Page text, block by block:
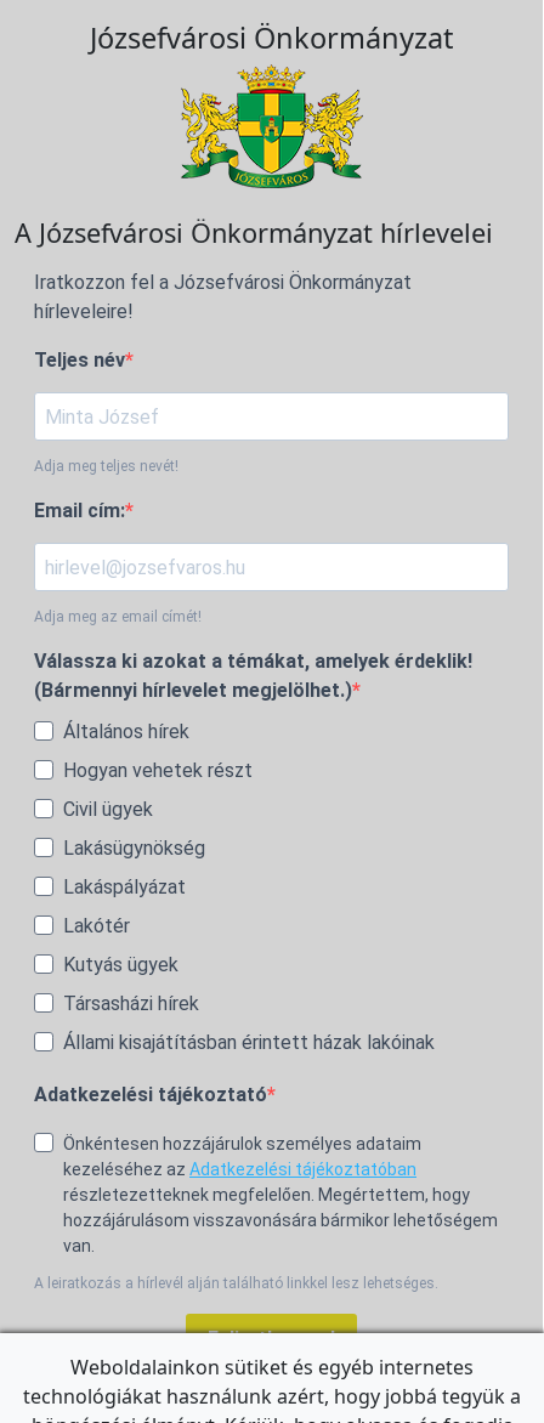
Józsefvárosi Önkormányzat
A Józsefvárosi Önkormányzat hírlevelei
Iratkozzon fel a Józsefvárosi Önkormányzat
hírleveleire!
Teljes név
Adja meg teljes nevét!
Email cím:
Adja meg az email címét!
Válassza ki azokat a témákat, amelyek érdeklik!
(Bármennyi hírlevelet megjelölhet.)
Általános hírek
Hogyan vehetek részt
Civil ügyek
Lakásügynökség
Lakáspályázat
Lakótér
Kutyás ügyek
Társasházi hírek
Állami kisajátításban érintett házak lakóinak
Adatkezelési tájékoztató
Önkéntesen hozzájárulok személyes adataim
kezeléséhez az Adatkezelési tájékoztatóban
részletezetteknek megfelelően. Megértettem, hogy
hozzájárulásom visszavonására bármikor lehetőségem
van.
A leiratkozás a hírlevél alján található linkkel lesz lehetséges.
Feliratkozom!
Weboldalainkon sütiket és egyéb internetes
technológiákat használunk azért, hogy jobbá tegyük a